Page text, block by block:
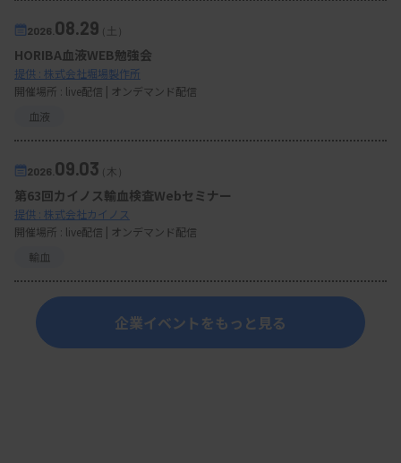
2026. 08.29（土）
HORIBA血液WEB勉強会
提供 : 株式会社堀場製作所
開催場所 : live配信 | オンデマンド配信
血液
2026. 09.03（木）
第63回カイノス輸血検査Webセミナー
提供 : 株式会社カイノス
開催場所 : live配信 | オンデマンド配信
輸血
企業イベントをもっと見る